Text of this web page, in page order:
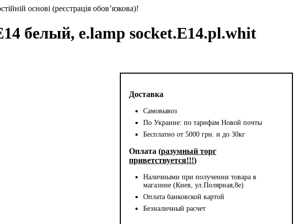
основі (реєстрація обов’язкова)!
белый, e.lamp socket.E14.pl.whit
Доставка
Самовывоз
По Украине: по тарифам Новой почты
Бесплатно от 5000 грн. и до 30кг
Оплата (разумный торг
приветствуется!!!)
Наличными при получении товара в
магазине (Киев, ул.Полярная,8е)
Оплата банковской картой
Безналичный расчет